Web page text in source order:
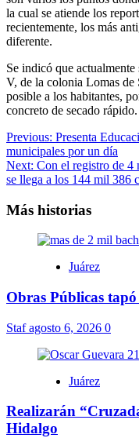
la cual se atiende los
recientemente, los más
diferente.
Se indicó que
V, de la colonia Lomas de
posible a los habitantes,
concreto de secado rápido.
Navegación
de
entradas
Previous: Presenta
municipales por un día
Next: Con el registro de 4
se llega a los 144 mil 386
Más historias
Juárez
Obras Públicas
Stafagosto 6, 2026 0
Juárez
Realizarán
Hidalgo